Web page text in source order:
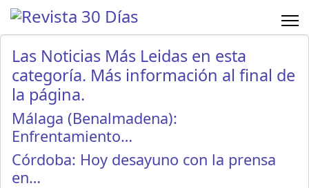
Las Noticias Más Leidas en esta
categoría. Más información al final de
la página.
Málaga (Benalmadena):
Enfrentamiento…
Córdoba: Hoy desayuno con la prensa
en…